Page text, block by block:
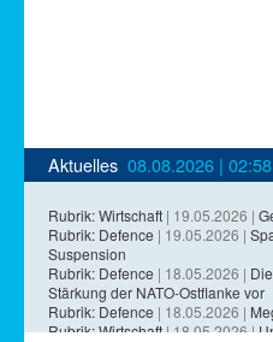
Aktuelles 08.08.2026 | 02:58
Rubrik: Wirtschaft | 19.05.2026 |
Rubrik: Defence | 19.05.2026 |
Suspension
Rubrik: Defence | 18.05.2026 |
Stärkung der NATO-Ostflanke vor
Rubrik: Defence | 18.05.2026 |
Rubrik: Wirtschaft| 18.05.2026 |